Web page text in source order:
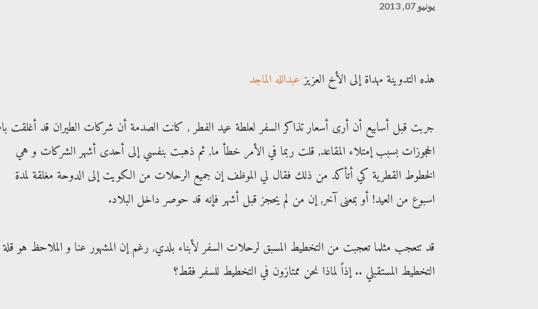
يونيو 07, 2013
هذه التدوينة مهداة إلى الأخ العزيزعبدالله الماجد
جربت قبل أسابيع أن أرى أسعار تذاكر السفر لعلطة عيد الفطر , كانت الصدمة أن شركات الطيران قد أغلقت
الحجوزات بسبب إمتلاء المقاعد, قلت ربما في الأمر خطأ ما, ثم ذهبت بنفسي إلى أحدى أشهر الشركات و هي
الخطوط القطرية كي أتأكد من ذلك فقال لي الموظف إن جميع الرحلات من الكويت إلى الدوحة مغلقة لمدة
اسبوع من العيد! أو بمعنى آخر, إن من لم يحجز قبل أشهر فإنه قد حوصر داخل البلاد.
قد تتعجب مثلما تعجبت من التخطيط المسبق لرحلات السفر لأبناء بلدي, رغم إن المشهور عنا و الملاحظ هو قلة
التخطيط المستقبلي .. إذاً لماذا نحن ممتازون في التخطيط للسفر فقط؟